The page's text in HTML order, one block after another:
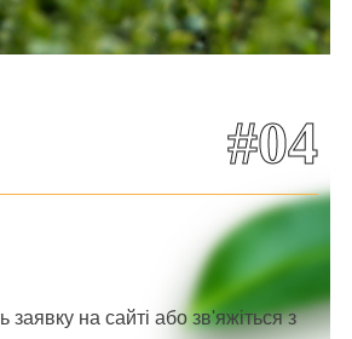
#04
заявку на сайті або зв'яжіться з